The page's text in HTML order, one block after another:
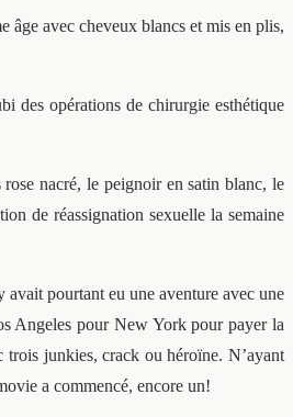
âge avec cheveux blancs et mis en plis,
des opérations de chirurgie esthétique
nacré, le peignoir en satin blanc, le
de réassignation sexuelle la semaine
avait pourtant eu une aventure avec une
Angeles pour New York pour payer la
trois junkies, crack ou héroïne. N’ayant
a commencé, encore un!